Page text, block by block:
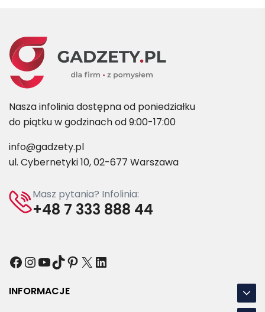
Nasza infolinia dostępna od poniedziałku
do piątku w godzinach od 9:00-17:00
info@gadzety.pl
ul. Cybernetyki 10, 02-677 Warszawa
Masz pytania? Infolinia:
+48 7 333 888 44
Facebook
Instagram
YouTube
TikTok
Pinterest
X LinkedIn
INFORMACJE